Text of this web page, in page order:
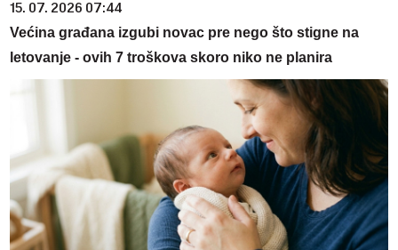
15. 07. 2026 07:44
Većina građana izgubi novac pre nego što stigne na
letovanje - ovih 7 troškova skoro niko ne planira